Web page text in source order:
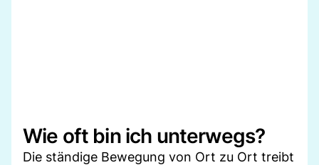
Wie oft bin ich unterwegs?
Die ständige Bewegung von Ort zu Ort treibt